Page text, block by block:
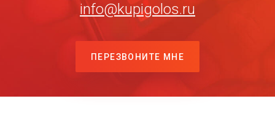
info@kupigolos.ru
ПЕРЕЗВОНИТЕ МНЕ